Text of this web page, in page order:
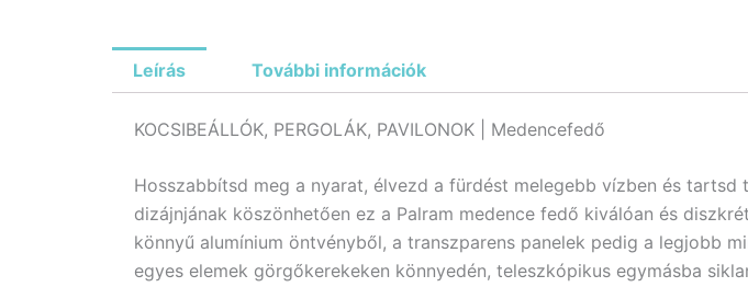
Leírás További információk
KOCSIBEÁLLÓK, PERGOLÁK, PAVILONOK | Medencefedő
Hosszabbítsd meg a nyarat, élvezd a fürdést melegebb vízben és
dizájnjának köszönhetően ez a Palram medence fedő kiválóan és
könnyű alumínium öntvényből, a transzparens panelek pedig a legjobb
egyes elemek görgőkerekeken könnyedén, teleszkópikus egymásba